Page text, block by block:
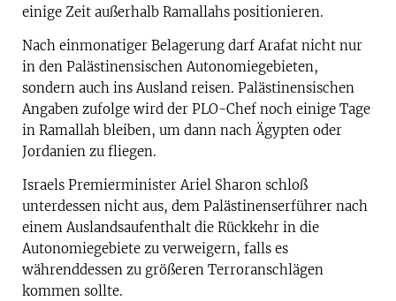
einige Zeit außerhalb Ramallahs positionieren.
Nach einmonatiger Belagerung darf Arafat nicht nur
in den Palästinensischen Autonomiegebieten,
sondern auch ins Ausland reisen. Palästinensischen
Angaben zufolge wird der PLO-Chef noch einige Tage
in Ramallah bleiben, um dann nach Ägypten oder
Jordanien zu fliegen.
Israels Premierminister Ariel Sharon schloß
unterdessen nicht aus, dem Palästinenserführer nach
einem Auslandsaufenthalt die Rückkehr in die
Autonomiegebiete zu verweigern, falls es
währenddessen zu größeren Terroranschlägen
kommen sollte.